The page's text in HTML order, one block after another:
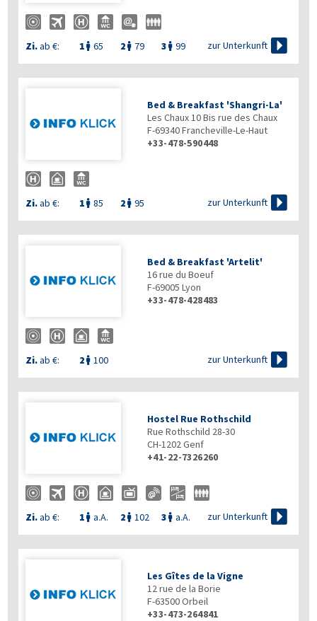
Zi.ab €: 1  65 2  79 3  99 zur Unterkunft 
Bed & Breakfast 'Shangri-La'
Les Chaux 10 Bis rue des Chaux
F-69340Francheville-Le-Haut
+33-478-590448
Zi.ab €: 1  85 2  95 zur Unterkunft 
Bed & Breakfast 'Artelit'
16 rue du Boeuf
F-69005 Lyon
+33-478-428483
Zi.ab €: 2  100 zur Unterkunft 
Hostel Rue Rothschild
Rue Rothschild 28-30
CH-1202Genf
+41-22-7326260
Zi.ab €: 1  a.A. 2  102 3  a.A. zur Unterkunft 
Les Gîtes de la Vigne
12 rue de la Borie
F-63500Orbeil
+33-473-264841